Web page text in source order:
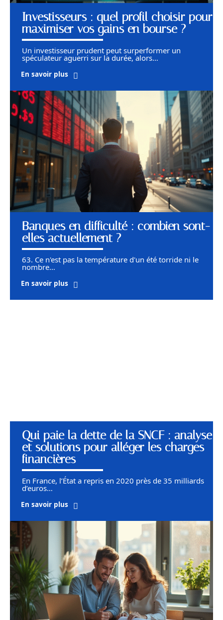
Investisseurs : quel profil choisir pour
maximiser vos gains en bourse ?
Un investisseur prudent peut surperformer un
spéculateur aguerri sur la durée, alors…
En savoir plus
Banques en difficulté : combien sont-
elles actuellement ?
63. Ce n'est pas la température d'un été torride ni le
nombre…
En savoir plus
Qui paie la dette de la SNCF : analyse
et solutions pour alléger les charges
financières
En France, l’État a repris en 2020 près de 35 milliards
d’euros…
En savoir plus